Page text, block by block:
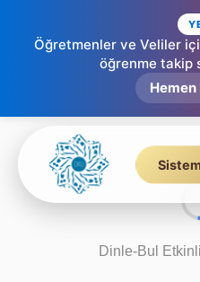
Öğretmenler ve Veliler
öğrenme takip
Dinle-Bul